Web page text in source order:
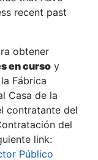
recent past
obtener
en curso y
Fábrica
Casa de la
contratante del
del
link:
Público